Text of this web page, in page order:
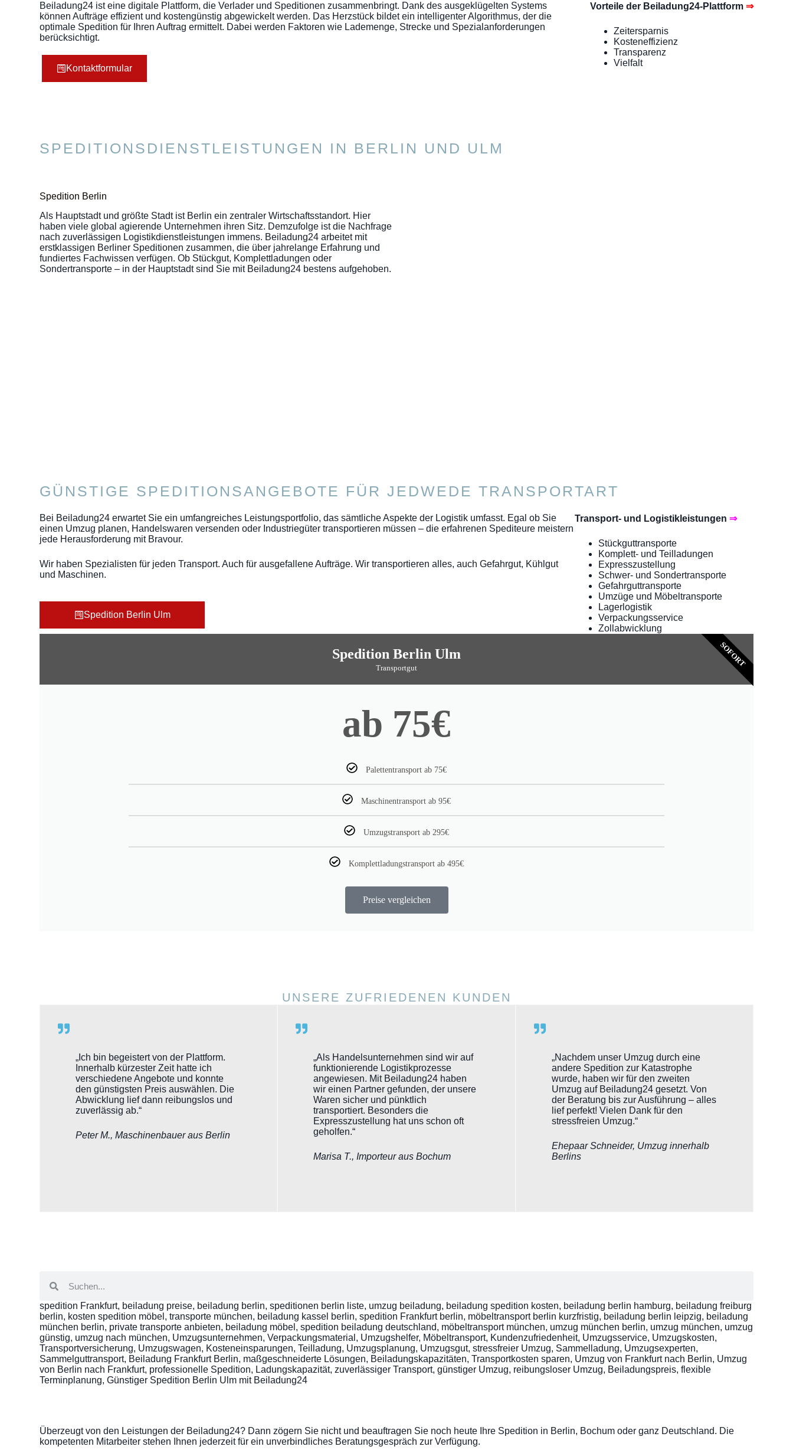
Beiladung24 ist eine digitale Plattform, die Verlader und Speditionen zusammenbringt. Dank des ausgeklügelten Systems
können Aufträge effizient und kostengünstig abgewickelt werden. Das Herzstück bildet ein intelligenter Algorithmus, der die
optimale Spedition für Ihren Auftrag ermittelt. Dabei werden Faktoren wie Lademenge, Strecke und Spezialanforderungen
berücksichtigt.
Kontaktformular
Vorteile der Beiladung24-Plattform ⇒
Zeitersparnis
Kosteneffizienz
Transparenz
Vielfalt
SPEDITIONSDIENSTLEISTUNGEN IN BERLIN UND ULM
Spedition Berlin
Als Hauptstadt und größte Stadt ist Berlin ein zentraler Wirtschaftsstandort. Hier
haben viele global agierende Unternehmen ihren Sitz. Demzufolge ist die Nachfrage
nach zuverlässigen Logistikdienstleistungen immens. Beiladung24 arbeitet mit
erstklassigen Berliner Speditionen zusammen, die über jahrelange Erfahrung und
fundiertes Fachwissen verfügen. Ob Stückgut, Komplettladungen oder
Sondertransporte – in der Hauptstadt sind Sie mit Beiladung24 bestens aufgehoben.
GÜNSTIGE SPEDITIONSANGEBOTE FÜR JEDWEDE TRANSPORTART
Bei Beiladung24 erwartet Sie ein umfangreiches Leistungsportfolio, das sämtliche Aspekte der Logistik umfasst. Egal ob Sie
einen Umzug planen, Handelswaren versenden oder Industriegüter transportieren müssen – die erfahrenen Spediteure meistern
jede Herausforderung mit Bravour.
Wir haben Spezialisten für jeden Transport. Auch für ausgefallene Aufträge. Wir transportieren alles, auch Gefahrgut, Kühlgut
und Maschinen.
Spedition Berlin Ulm
Transport- und Logistikleistungen ⇒
Stückguttransporte
Komplett- und Teilladungen
Expresszustellung
Schwer- und Sondertransporte
Gefahrguttransporte
Umzüge und Möbeltransporte
Lagerlogistik
Verpackungsservice
Zollabwicklung
Spedition Berlin Ulm
Transportgut
ab 75€
Palettentransport ab 75€
Maschinentransport ab 95€
Umzugstransport ab 295€
Komplettladungstransport ab 495€
Preise vergleichen
SOFORT
UNSERE ZUFRIEDENEN KUNDEN
„Ich bin begeistert von der Plattform.
Innerhalb kürzester Zeit hatte ich
verschiedene Angebote und konnte
den günstigsten Preis auswählen. Die
Abwicklung lief dann reibungslos und
zuverlässig ab.“
Peter M., Maschinenbauer aus Berlin
„Als Handelsunternehmen sind wir auf
funktionierende Logistikprozesse
angewiesen. Mit Beiladung24 haben
wir einen Partner gefunden, der unsere
Waren sicher und pünktlich
transportiert. Besonders die
Expresszustellung hat uns schon oft
geholfen.“
Marisa T., Importeur aus Bochum
„Nachdem unser Umzug durch eine
andere Spedition zur Katastrophe
wurde, haben wir für den zweiten
Umzug auf Beiladung24 gesetzt. Von
der Beratung bis zur Ausführung – alles
lief perfekt! Vielen Dank für den
stressfreien Umzug.“
Ehepaar Schneider, Umzug innerhalb
Berlins
spedition Frankfurt, beiladung preise, beiladung berlin, speditionen berlin liste, umzug beiladung, beiladung spedition kosten, beiladung berlin hamburg, beiladung freiburg
berlin, kosten spedition möbel, transporte münchen, beiladung kassel berlin, spedition Frankfurt berlin, möbeltransport berlin kurzfristig, beiladung berlin leipzig, beiladung
münchen berlin, private transporte anbieten, beiladung möbel, spedition beiladung deutschland, möbeltransport münchen, umzug münchen berlin, umzug münchen, umzug
günstig, umzug nach münchen, Umzugsunternehmen, Verpackungsmaterial, Umzugshelfer, Möbeltransport, Kundenzufriedenheit, Umzugsservice, Umzugskosten,
Transportversicherung, Umzugswagen, Kosteneinsparungen, Teilladung, Umzugsplanung, Umzugsgut, stressfreier Umzug, Sammelladung, Umzugsexperten,
Sammelguttransport, Beiladung Frankfurt Berlin, maßgeschneiderte Lösungen, Beiladungskapazitäten, Transportkosten sparen, Umzug von Frankfurt nach Berlin, Umzug
von Berlin nach Frankfurt, professionelle Spedition, Ladungskapazität, zuverlässiger Transport, günstiger Umzug, reibungsloser Umzug, Beiladungspreis, flexible
Terminplanung, Günstiger Spedition Berlin Ulm mit Beiladung24
Überzeugt von den Leistungen der Beiladung24? Dann zögern Sie nicht und beauftragen Sie noch heute Ihre Spedition in Berlin, Bochum oder ganz Deutschland. Die
kompetenten Mitarbeiter stehen Ihnen jederzeit für ein unverbindliches Beratungsgespräch zur Verfügung.